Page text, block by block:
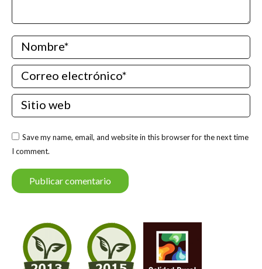
Nombre *
Correo electrónico *
Sitio web
Save my name, email, and website in this browser for the next time
I comment.
Publicar comentario